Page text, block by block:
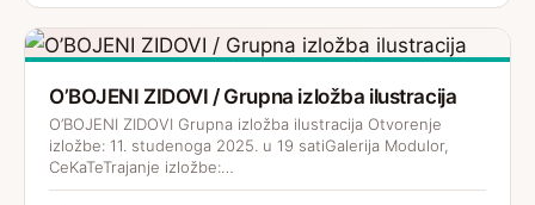
O’BOJENI ZIDOVI / Grupna izložba ilustracija
O’BOJENI ZIDOVI Grupna izložba ilustracija Otvorenje
izložbe: 11. studenoga 2025. u 19 satiGalerija Modulor,
CeKaTeTrajanje izložbe:…